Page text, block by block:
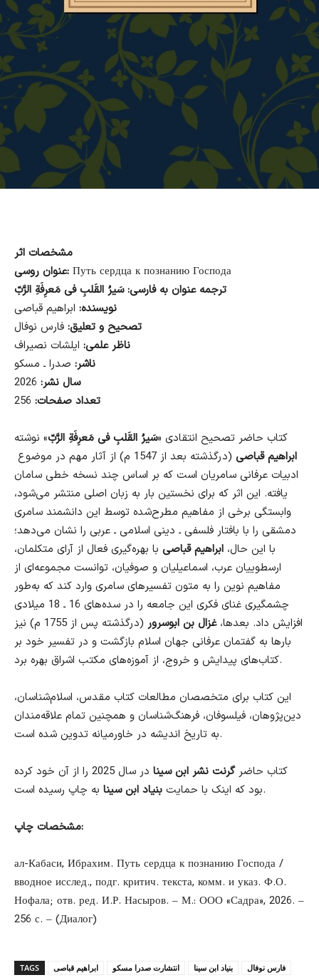
مشخصات اثر
عنوان روسی: Путь сердца к познанию Господа
ترجمه عنوان به فارسی: سَیرُ القَلبِ فی مَعرِفَةِ الرَّبّ
نویسنده: ابراهیم قباصی
تصحیح و تعلیق: فارس نوفال
ناظر علمی: ایلشات نصیراف
ناشر: صدرا ـ مسکو
سال نشر:
تعداد صفحات:
کتاب حاضر تصحیح انتقادی «سَیرُ القَلبِ فی مَعرِفَةِ الرَّبّ» نوشته
ابراهیم قباصی
(درگذشته بعد از 1547 م) از آثار مهم در موضوع
ادبیات عرفانی سامریان است که بر اساس چند نسخه خطی سامان
یافته. این اثر که برای نخستین بار به زبان اصلی منتشر می‌شود،
وابستگی برخی از مفاهیم مطرح‌شده توسط این دانشمند سامری
دمشقی را با بافتار فلسفی ـ دینی اسلامی ـ عربی را نشان می‌دهد؛
با این حال، ابراهیم قباصی با بهره‌گیری فعال از آرای متکلمان،
ارسطوییان عرب، اسماعیلیان و صوفیان، توانست مجموعه‌ای از
مفاهیم نوین را به متون تفسیرهای سامری وارد کند که به‌طور
چشمگیری غنای فکری این جامعه را در سده‌های 16 ـ 18 میلادی
افزایش داد. بعدها،غزال بن ابوسرور
(درگذشته پس از 1755 م) نیز
بارها به گفتمان عرفانی جهان اسلام بازگشت و در تفسیر خود بر
کتاب‌های پیدایش و خروج، از آموزه‌های مکتب اشراق بهره برد.
این کتاب برای متخصصان مطالعات کتاب مقدس، اسلام‌شناسان،
دین‌پژوهان، فیلسوفان، فرهنگ‌شناسان و همچنین تمام علاقه‌مندان
به تاریخ اندیشه در خاورمیانه تدوین شده است.
کتاب حاضرگرنت نشر ابن سینا
در سال 2025 را از آن خود کرده
بود که اینک با حمایت بنیاد ابن سینا به چاپ رسیده است.
مشخصات چاپ:
ал-Кабаси, Ибрахим. Путь сердца к познанию Господа /
вводное исслед., подг. критич. текста, комм. и указ. Ф.О.
Нофала; отв. ред. И.Р. Насыров. – М.: ООО «Садра», 2026. –
256 с. – (Диалог)
TAGS ابراهیم قباصی انتشارت صدرا مسکو بنیاد ابن سینا فارس نوفال